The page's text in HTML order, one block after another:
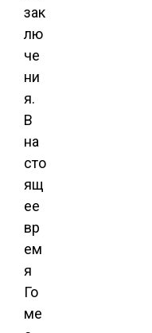
зак
лю
че
ни
я.
В
на
сто
ящ
ее
вр
ем
я
Го
ме